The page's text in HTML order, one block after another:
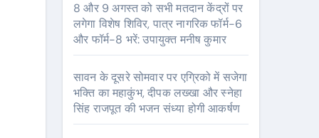
8 और 9 अगस्त को सभी मतदान केंद्रों पर
लगेगा विशेष शिविर, पात्र नागरिक फॉर्म-6
और फॉर्म-8 भरें: उपायुक्त मनीष कुमार
सावन के दूसरे सोमवार पर एग्रिको में सजेगा
भक्ति का महाकुंभ, दीपक लख्खा और स्नेहा
सिंह राजपूत की भजन संध्या होगी आकर्षण